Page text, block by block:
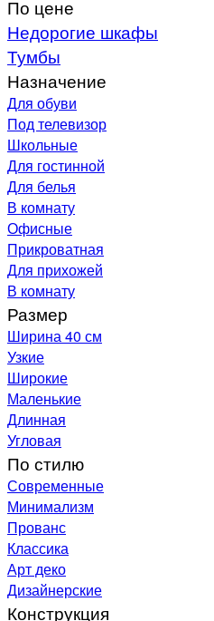
По цене
Недорогие шкафы
Тумбы
Назначение
Для обуви
Под телевизор
Школьные
Для гостинной
Для белья
В комнату
Офисные
Прикроватная
Для прихожей
В комнату
Размер
Ширина 40 см
Узкие
Широкие
Маленькие
Длинная
Угловая
По стилю
Современные
Минимализм
Прованс
Классика
Арт деко
Дизайнерские
Конструкция